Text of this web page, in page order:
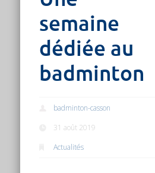
semaine
dédiée au
badminton
badminton-casson
31 août 2019
Actualités